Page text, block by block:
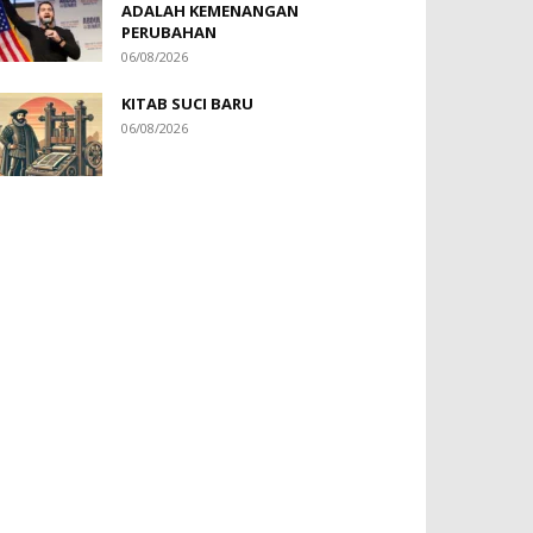
ADALAH KEMENANGAN
PERUBAHAN
06/08/2026
KITAB SUCI BARU
06/08/2026